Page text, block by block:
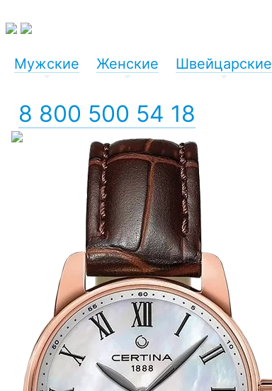
Мужские Женские Швейцарские
8 800 500 54 18